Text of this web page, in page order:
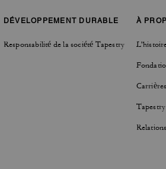
DÉVELOPPEMENT DURABLE
Responsabilité de la société Tapestry
À
Carrières
Tapestry